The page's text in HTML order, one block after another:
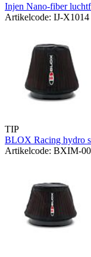
Injen Nano-fiber
Artikelcode: IJ-X1014
TIP
BLOX Racing hydro
Artikelcode: BXIM-